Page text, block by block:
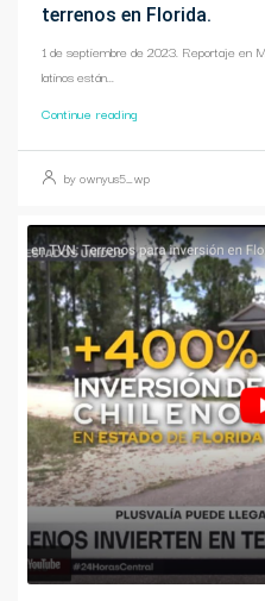
terrenos en Florida.
1 de septiembre de 2023. Reportaje en
latinos están...
Continue reading
by ownyus5_wp